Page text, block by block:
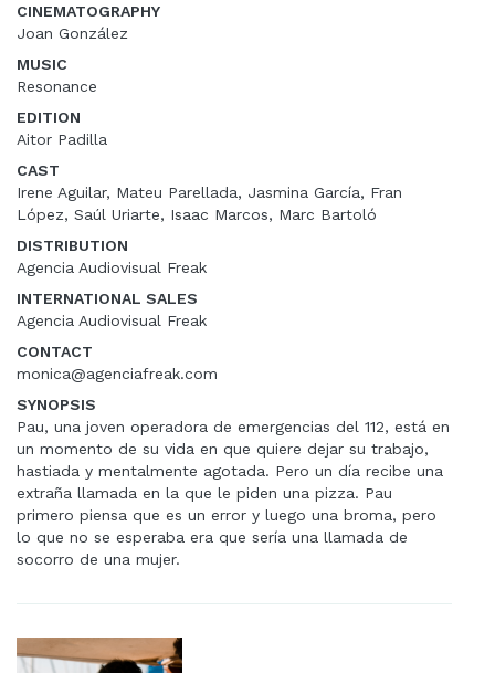
CINEMATOGRAPHY
Joan González
MUSIC
Resonance
EDITION
Aitor Padilla
CAST
Irene Aguilar, Mateu Parellada, Jasmina García, Fran
López, Saúl Uriarte, Isaac Marcos, Marc Bartoló
DISTRIBUTION
Agencia Audiovisual Freak
INTERNATIONAL SALES
Agencia Audiovisual Freak
CONTACT
monica@agenciafreak.com
SYNOPSIS
Pau, una joven operadora de emergencias del 112, está en
un momento de su vida en que quiere dejar su trabajo,
hastiada y mentalmente agotada. Pero un día recibe una
extraña llamada en la que le piden una pizza. Pau
primero piensa que es un error y luego una broma, pero
lo que no se esperaba era que sería una llamada de
socorro de una mujer.